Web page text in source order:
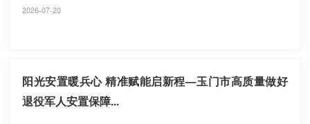
2026-07-20
阳光安置暖兵心 精准赋能启新程—玉门市高质量做好
退役军人安置保障...